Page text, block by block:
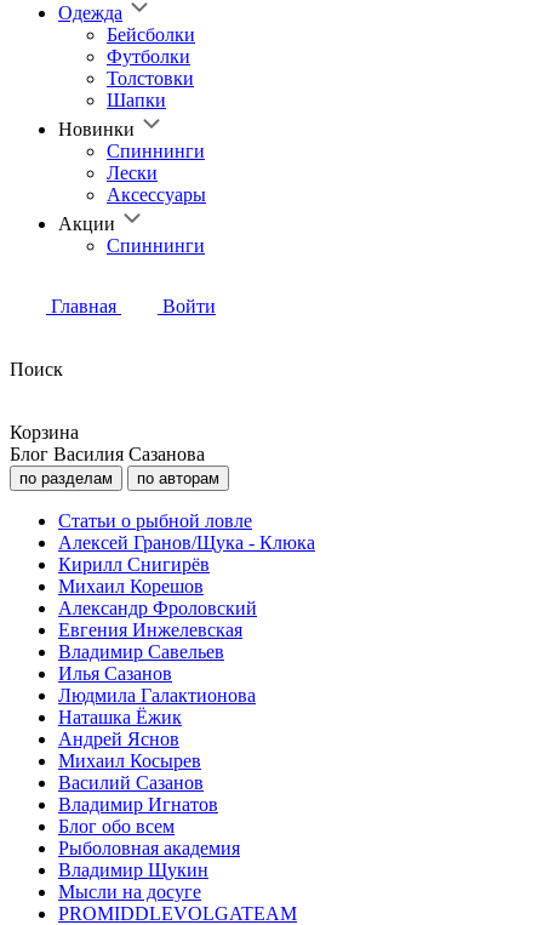
Одежда
Бейсболки
Футболки
Толстовки
Шапки
Новинки
Спиннинги
Лески
Аксессуары
Акции
Спиннинги
Главная Войти
Поиск
Корзина
Блог Василия Сазанова
по разделам по авторам
Статьи о рыбной ловле
Алексей Гранов/Щука - Клюка
Кирилл Снигирёв
Михаил Корешов
Александр Фроловский
Евгения Инжелевская
Владимир Савельев
Илья Сазанов
Людмила Галактионова
Наташка Ёжик
Андрей Яснов
Михаил Косырев
Василий Сазанов
Владимир Игнатов
Блог обо всем
Рыболовная академия
Владимир Щукин
Мысли на досуге
PROMIDDLEVOLGATEAM